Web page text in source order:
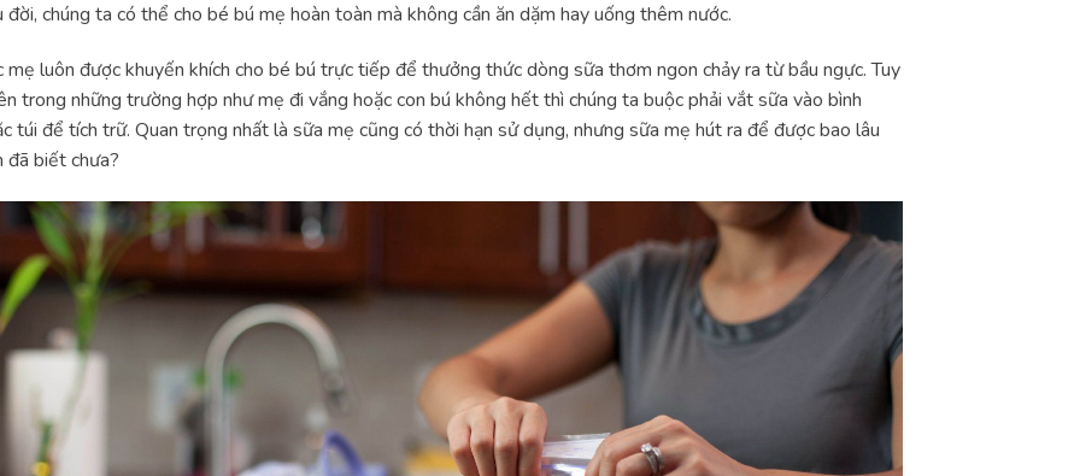
đời, chúng ta có thể cho bé bú mẹ hoàn toàn mà không cần ăn dặm hay uống thêm nước.
mẹ luôn được khuyến khích cho bé bú trực tiếp để thưởng thức dòng sữa thơm ngon chảy ra từ bầu ngực. Tuy
trong những trường hợp như mẹ đi vắng hoặc con bú không hết thì chúng ta buộc phải vắt sữa vào bình
túi để tích trữ. Quan trọng nhất là sữa mẹ cũng có thời hạn sử dụng, nhưng sữa mẹ hút ra để được bao lâu
đã biết chưa?